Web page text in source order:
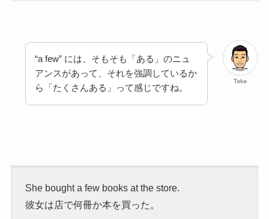
Taka
“a few” には、そもそも「ある」のニュ
アンスがあって、それを強調しているか
ら「たくさんある」って感じですね。
She bought a few books at the store.
彼女は店で何冊か本を買った。